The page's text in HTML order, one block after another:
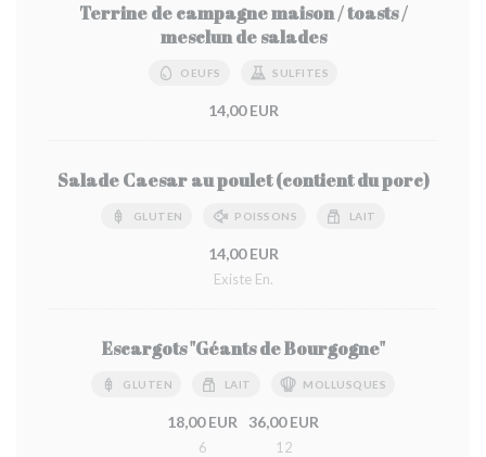
Terrine de campagne maison / toasts /
mesclun de salades
OEUFS SULFITES
14,00 EUR
Salade Caesar au poulet (contient du porc)
GLUTEN POISSONS LAIT
14,00 EUR
Existe En.
Escargots "Géants de Bourgogne"
GLUTEN LAIT MOLLUSQUES
18,00 EUR
6
36,00 EUR
12